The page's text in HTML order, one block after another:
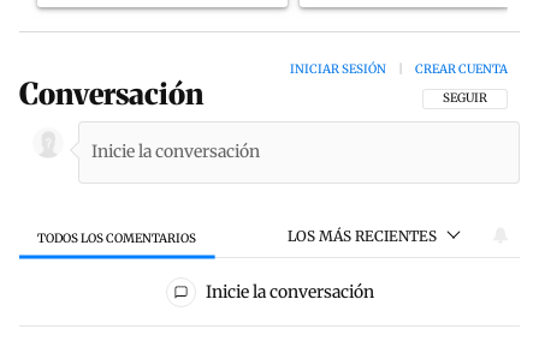
Conversación SIGA ESTA
SEGUIR
INICIAR SESIÓN CREAR CUENTA
TODOS LOS COMENTARIOS LOS MÁS RECIENTES
Todos los comentarios
Inicie la conversación